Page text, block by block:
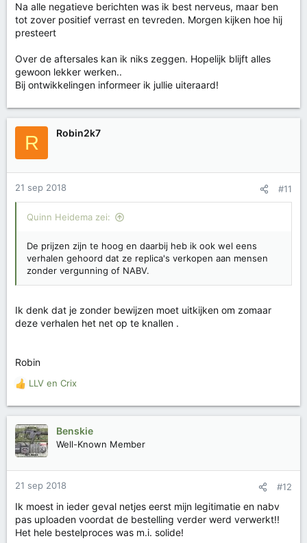
Na alle negatieve berichten was ik best nerveus, maar ben
tot zover positief verrast en tevreden. Morgen kijken hoe hij
presteert
Over de aftersales kan ik niks zeggen. Hopelijk blijft alles
gewoon lekker werken..
Bij ontwikkelingen informeer ik jullie uiteraard!
R Robin2k7
21 sep 2018 #11
Quinn Heidema zei:
De prijzen zijn te hoog en daarbij heb ik ook wel eens
verhalen gehoord dat ze replica's verkopen aan mensen
zonder vergunning of NABV.
Ik denk dat je zonder bewijzen moet uitkijken om zomaar
deze verhalen het net op te knallen .
Robin
W
r
d
e
n
e
n
:
LLV en Crix
Benskie
Well-Known Member
21 sep 2018 #12
Ik moest in ieder geval netjes eerst mijn legitimatie en nabv
pas uploaden voordat de bestelling verder werd verwerkt!!
Het hele bestelproces was m.i. solide!